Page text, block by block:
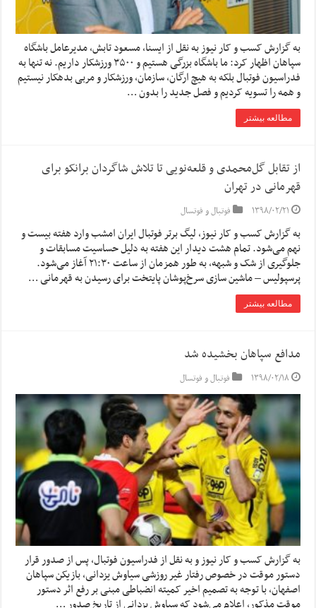
به گزارش کسب و کار نیوز به نقل از ایسنا, مسعود تابش، مدیرعامل باشگاه
سپاهان اظهار کرد: ما باشگاه بزرگی هستیم و ۳۵۰۰ ورزشکار داریم. نه تنها به
فدراسیون فوتبال بلکه به هیچ ارگان، سازمان، ورزشکار و مربی بدهکار نیستیم
و همه را تسویه کردیم و فصل جدید را بدون …
مطالعه بیشتر
از تقابل گل‌محمدی و قلعه‌نویی تا تلاش شاگردان برانکو برای
قهرمانی در تهران
۱۳۹۸/۰۲/۲۱ فوتبال و فوتسال
به گزارش کسب و کار نیوز، لیگ برتر فوتبال ایران امشب وارد هفته بیست و
نهم می‌شود. تمام هشت دیدار این هفته به دلیل حساسیت مسابقات و
جلوگیری از شک و شبهه، به طور همزمان از ساعت ۲۱:۳۰ آغاز می‌شود.
پرسپولیس – ماشین سازی سرخ‌پوشان پایتخت برای رسیدن به قهرمانی …
مطالعه بیشتر
مدافع سپاهان بخشیده شد
۱۳۹۸/۰۲/۱۸ فوتبال و فوتسال
به گزارش کسب و کار نیوز و به نقل از فدراسیون فوتبال، پس از صدور قرار
دستور موقت در خصوص رفتار غیر روزشی سیاوش یزدانی، بازیکن سپاهان
اصفهان، با توجه به تصمیم اخیر کمیته انضباطی مبنی بر رفع اثر دستور